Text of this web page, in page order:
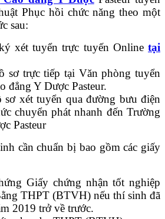
Phục hồi chức năng theo một
sau:
xét tuyển trực tuyến Online tại
sơ trực tiếp tại Văn phòng tuyển
đẳng Y Dược Pasteur.
sơ xét tuyển qua đường bưu điện
chuyển phát nhanh đến Trường
Pasteur
cần chuẩn bị bao gồm các giấy
Giấy chứng nhận tốt nghiệp
THPT (BTVH) nếu thí sinh đã
2019 trở về trước.